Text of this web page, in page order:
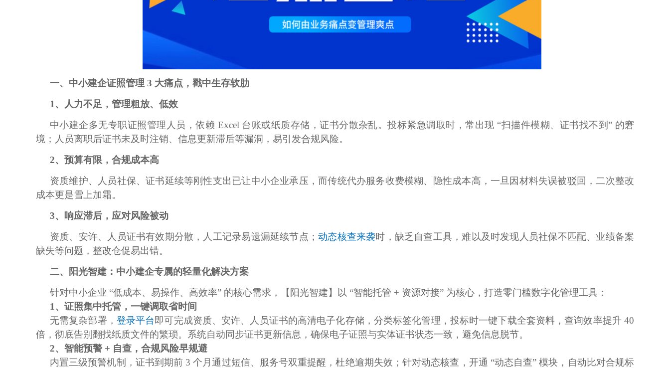
一、中小建企证照管理 3 大痛点，戳中生存软肋
1、
人力不足，管理粗放、低效
中小建企多无专职证照管理人员，依赖 Excel 台账或纸质存储，证书分散杂乱。投标紧急调取时，常出现 “扫描件模糊、证书找不到” 的窘
境；人员离职后证书未及时注销、信息更新滞后等漏洞，易引发合规风险。
2、 预算有限，合规成本高
资质维护、人员社保、证书延续等刚性支出已让中小企业承压，而传统代办服务收费模糊、隐性成本高，一旦因材料失误被驳回，二次整改
成本更是雪上加霜。
3、 响应滞后，应对风险被动
资质、安许、人员证书有效期分散，人工记录易遗漏延续节点； 动态核查来袭时，缺乏自查工具，难以及时发现人员社保不匹配、业绩备案
缺失等问题，整改仓促易出错。
二、阳光智建：中小建企专属的轻量化解决方案
针对中小企业 “低成本、易操作、高效率” 的核心需求，【阳光智建】以 “智能托管 + 资源对接” 为核心，打造零门槛数字化管理工具：
1、 证照集中托管，一键调取省时间
无需复杂部署， 登录平台即可完成资质、安许、人员证书的高清电子化存储，分类标签化管理，投标时一键下载全套资料，查询效率提升 40
倍，彻底告别翻找纸质文件的繁琐。系统自动同步证书更新信息，确保电子证照与实体证书状态一致，避免信息脱节。
2、 智能预警 + 自查，合规风险早规避
内置三级预警机制，证书到期前 3 个月通过短信、服务号双重提醒，杜绝逾期失效；针对动态核查，开通 “动态自查” 模块，自动比对合规标